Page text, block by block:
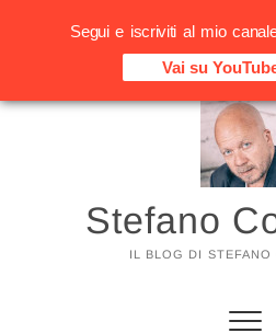
Vai
Stefano
IL BLOG DI STEFANO
Segui e iscriviti al mio
Vai su